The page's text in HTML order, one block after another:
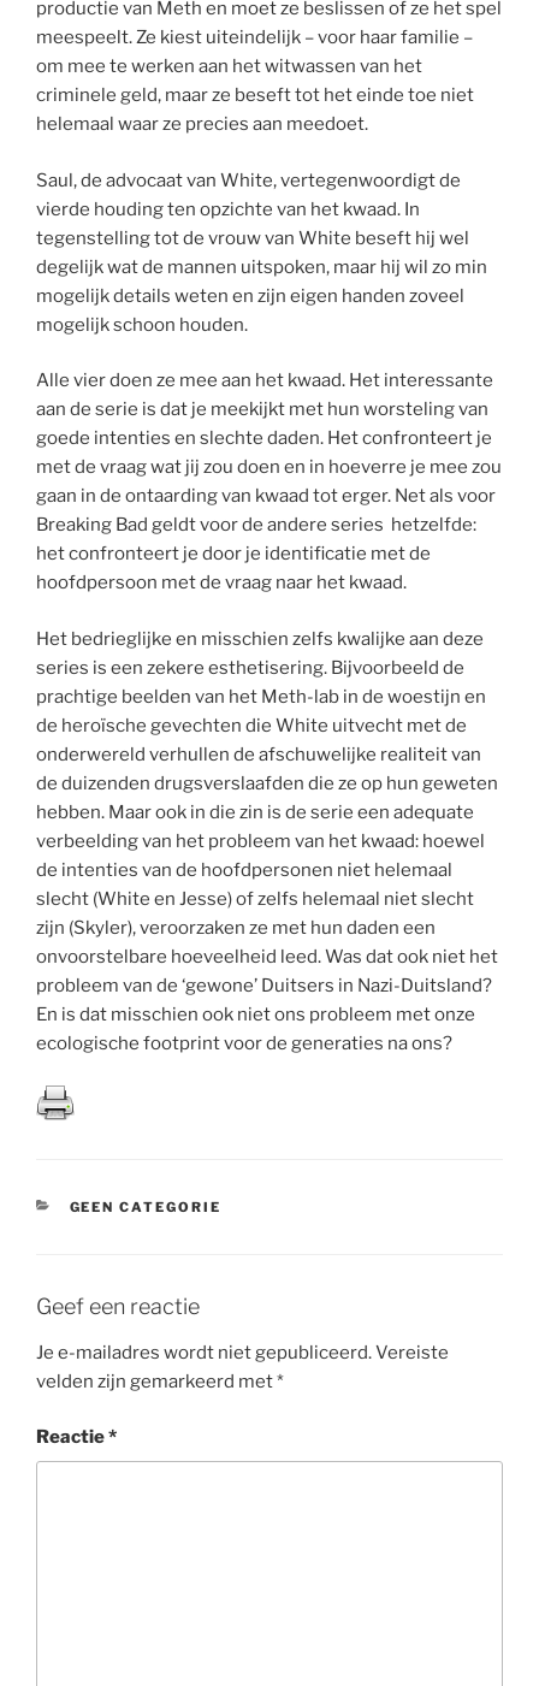
productie van Meth en moet ze beslissen of ze het spel
meespeelt. Ze kiest uiteindelijk – voor haar familie –
om mee te werken aan het witwassen van het
criminele geld, maar ze beseft tot het einde toe niet
helemaal waar ze precies aan meedoet.
Saul, de advocaat van White, vertegenwoordigt de
vierde houding ten opzichte van het kwaad. In
tegenstelling tot de vrouw van White beseft hij wel
degelijk wat de mannen uitspoken, maar hij wil zo min
mogelijk details weten en zijn eigen handen zoveel
mogelijk schoon houden.
Alle vier doen ze mee aan het kwaad. Het interessante
aan de serie is dat je meekijkt met hun worsteling van
goede intenties en slechte daden. Het confronteert je
met de vraag wat jij zou doen en in hoeverre je mee zou
gaan in de ontaarding van kwaad tot erger. Net als voor
Breaking Bad geldt voor de andere series hetzelfde:
het confronteert je door je identificatie met de
hoofdpersoon met de vraag naar het kwaad.
Het bedrieglijke en misschien zelfs kwalijke aan deze
series is een zekere esthetisering. Bijvoorbeeld de
prachtige beelden van het Meth-lab in de woestijn en
de heroïsche gevechten die White uitvecht met de
onderwereld verhullen de afschuwelijke realiteit van
de duizenden drugsverslaafden die ze op hun geweten
hebben. Maar ook in die zin is de serie een adequate
verbeelding van het probleem van het kwaad: hoewel
de intenties van de hoofdpersonen niet helemaal
slecht (White en Jesse) of zelfs helemaal niet slecht
zijn (Skyler), veroorzaken ze met hun daden een
onvoorstelbare hoeveelheid leed. Was dat ook niet het
probleem van de ‘gewone’ Duitsers in Nazi-Duitsland?
En is dat misschien ook niet ons probleem met onze
ecologische footprint voor de generaties na ons?
CATEGORIEËN
GEEN CATEGORIE
Geef een reactie
Je e-mailadres wordt niet gepubliceerd.Vereiste
velden zijn gemarkeerd met*
Reactie*